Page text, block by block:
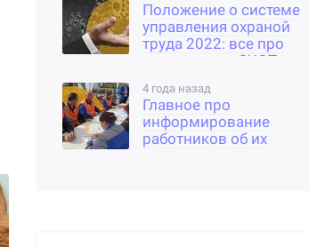
Положение о системе
управления охраной
труда 2022: все про
составление СУОТ по
4 года назад
Главное про
информирование
работников об их